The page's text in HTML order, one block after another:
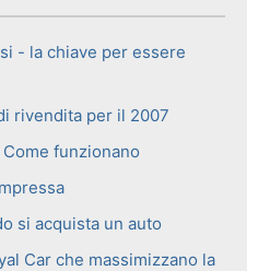
- la chiave per essere
rivendita per il 2007
funzionano
si acquista un auto
Car che massimizzano la